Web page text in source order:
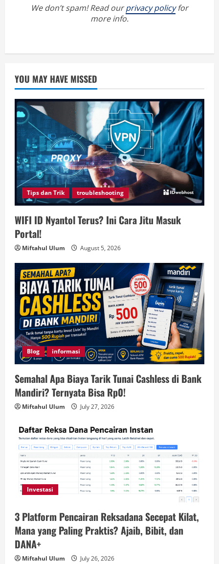
We don’t spam! Read ourprivacy policyfor
more info.
YOU MAY HAVE MISSED
Tips dan Trik troubleshooting
WIFI ID Nyantol Terus? Ini Cara Jitu Masuk
Portal!
Miftahul Ulum August 5, 2026
Blog informasi
Semahal Apa Biaya Tarik Tunai Cashless di Bank
Mandiri? Ternyata Bisa Rp0!
Miftahul Ulum July 27, 2026
Investasi
3 Platform Pencairan Reksadana Secepat Kilat,
Mana yang Paling Praktis? Ajaib, Bibit, dan
DANA+
Miftahul Ulum July 26, 2026